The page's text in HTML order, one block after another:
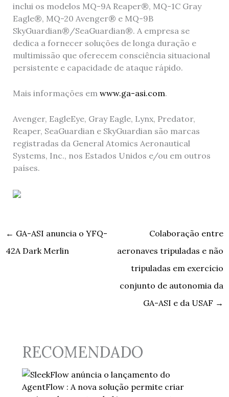
inclui os modelos MQ-9A Reaper®, MQ-1C Gray
Eagle®, MQ-20 Avenger® e MQ-9B
SkyGuardian®/SeaGuardian®. A empresa se
dedica a fornecer soluções de longa duração e
multimissão que oferecem consciência situacional
persistente e capacidade de ataque rápido.
Mais informações em www.ga-asi.com.
Avenger, EagleEye, Gray Eagle, Lynx, Predator,
Reaper, SeaGuardian e SkyGuardian são marcas
registradas da General Atomics Aeronautical
Systems, Inc., nos Estados Unidos e/ou em outros
países.
← GA-ASI anuncia o YFQ-
42A Dark Merlin
Colaboração entre
aeronaves tripuladas e não
tripuladas em exercício
conjunto de autonomia da
GA-ASI e da USAF →
RECOMENDADO